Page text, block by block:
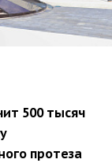
500 тысяч
протеза